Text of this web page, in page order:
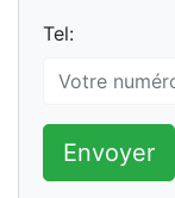
Tel:
Envoyer